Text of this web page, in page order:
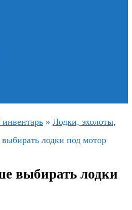
» Лодки, эхолоты,
лодки под мотор
выбирать лодки